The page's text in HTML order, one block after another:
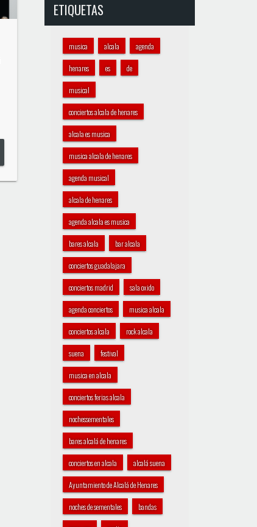
ETIQUETAS
musica alcala agenda
henares es de
musical
conciertos alcala de henares
alcala es musica
musica alcala de henares
agenda musical
alcala de henares
agenda alcala es musica
bares alcala bar alcala
conciertos guadalajara
conciertos madrid sala oxido
agenda conciertos musica alcala
conciertos alcala rock alcala
suena festival
musica en alcala
conciertos ferias alcala
nochessementales
bares alcalá de henares
conciertos en alcala alcalá suena
Ayuntamiento de Alcalá de Henares
noches de sementales bandas